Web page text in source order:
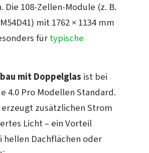
Die 108-Zellen-Module (z. B.
mit 1762 × 1134 mm
fürtypische
mit Doppelglas ist bei
4.0 Pro Modellen Standard.
erzeugt zusätzlichen Strom
Licht – ein Vorteil
hellen Dachflächen oder